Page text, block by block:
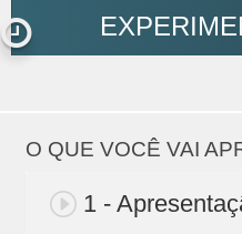
O QUE VOCÊ VAI
1 -